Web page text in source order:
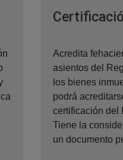
Acredita
asientos del
los bienes
podrá
certificación del
Tiene la
un documento